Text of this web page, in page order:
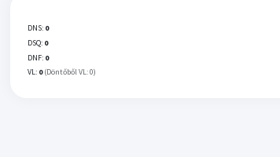
DNS: 0
DSQ: 0
DNF: 0
VL: 0 (Döntőből VL: 0)